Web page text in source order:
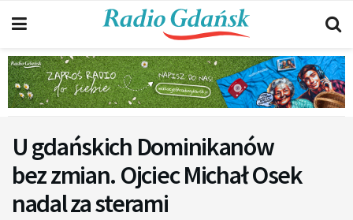
U gdańskich Dominikanów
bez zmian. Ojciec Michał Osek
nadal za sterami